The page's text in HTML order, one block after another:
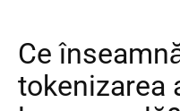
Ce
tokenizarea